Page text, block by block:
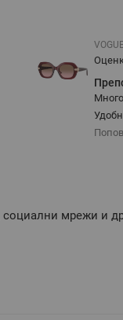
мрежи и